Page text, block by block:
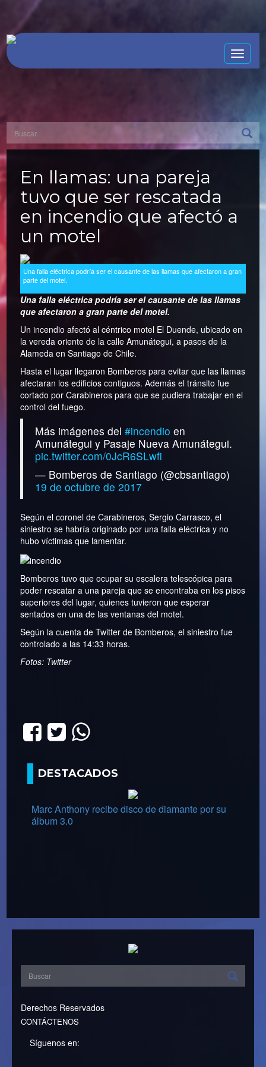
Toggle
En llamas: una pareja
tuvo que ser rescatada
en incendio que afectó a
un motel
Una falla eléctrica podría ser el causante de las llamas que afectaron a gran
parte del motel.
Una falla eléctrica podría ser el causante de las llamas
que afectaron a gran parte del motel.
Un incendio afectó al céntrico motel El Duende, ubicado en
la vereda oriente de la calle Amunátegui, a pasos de la
Alameda en Santiago de Chile.
Hasta el lugar llegaron Bomberos para evitar que las llamas
afectaran los edificios contiguos. Además el tránsito fue
cortado por Carabineros para que se pudiera trabajar en el
control del fuego.
Más imágenes del#incendio en
Amunátegui y Pasaje Nueva Amunátegui.
pic.twitter.com/0JcR6SLwfi
— Bomberos de Santiago (@cbsantiago)
19 de octubre de 2017
Según el coronel de Carabineros, Sergio Carrasco, el
siniestro se habría originado por una falla eléctrica y no
hubo víctimas que lamentar.
Bomberos tuvo que ocupar su escalera telescópica para
poder rescatar a una pareja que se encontraba en los pisos
superiores del lugar, quienes tuvieron que esperar
sentados en una de las ventanas del motel.
Según la cuenta de Twitter de Bomberos, el siniestro fue
controlado a las 14:33 horas.
Fotos: Twitter
DESTACADOS
Marc Anthony recibe disco de diamante por su
álbum 3.0
Derechos Reservados
CONTÁCTENOS
Síguenos en: